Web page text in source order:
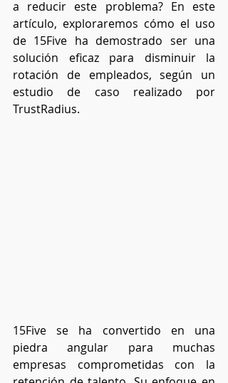
a reducir este problema? En este
artículo, exploraremos cómo el uso
de 15Five ha demostrado ser una
solución eficaz para disminuir la
rotación de empleados, según un
estudio de caso realizado por
TrustRadius.
15Five se ha convertido en una
piedra angular para muchas
empresas comprometidas con la